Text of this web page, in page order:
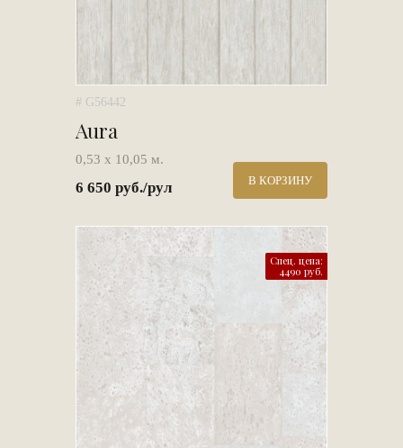
# G56442
Aura
0,53 х 10,05 м.
6 650 руб./рул В КОРЗИНУ
Спец. цена:
4490 руб.